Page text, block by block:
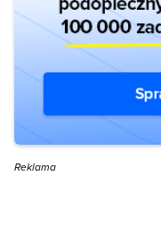
Reklama